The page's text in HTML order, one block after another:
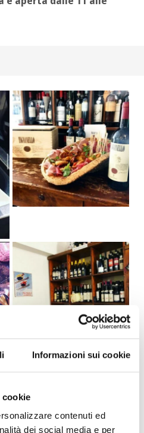
Informazioni sui cookie
contenuti ed
dei social media e per